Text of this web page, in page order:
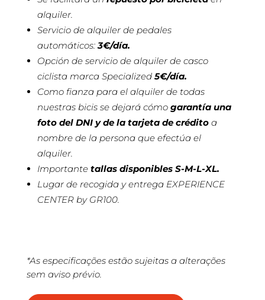
alquiler.
Servicio de alquiler de pedales
automáticos:3€/día.
Opción de servicio de alquiler de casco
ciclista marca Specialized 5€/día.
Como fianza para el alquiler de todas
nuestras bicis se dejará cómo garantía una
foto del DNI y de la tarjeta de créditoa
nombre de la persona que efectúa el
alquiler.
Importantetallas disponibles S-M-L-XL.
Lugar de recogida y entrega EXPERIENCE
CENTER by GR100.
*As especificações estão sujeitas a alterações
sem aviso prévio.